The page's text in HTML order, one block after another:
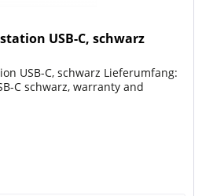
USB-C, schwarz
USB-C, schwarz Lieferumfang:
C schwarz, warranty and